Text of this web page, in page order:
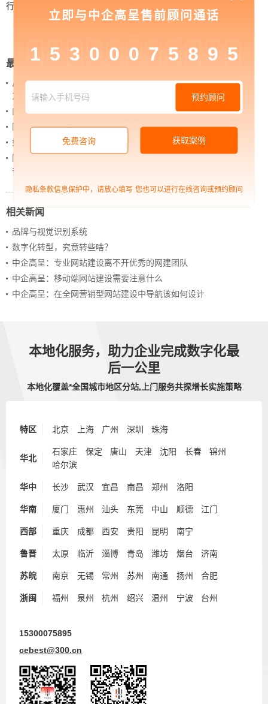
行业资讯
公司
最新新闻
从 “黑神话：悟空” 的成功，看企业网站如何撬动品牌
力量
内容管理：媒体资讯网站搭建的隐藏大BOSS
网站进化的终极形态，你了解吗？
如何借助设计服务打造超级品牌？
网站上线后，如何做好运营工作，让网站持续具备竞
争力？
相关新闻
品牌与视觉识别系统
数字化转型，究竟转些啥？
中企高呈：专业网站建设离不开优秀的网建团队
中企高呈：移动端网站建设需要注意什么
中企高呈：在全网营销型网站建设中导航该如何设计
本地化服务，助力企业完成数字化最
后一公里
本地化覆盖*全国城市地区分站,上门服务共探增长实施策略
特区 北京 上海 广州 深圳 珠海
华北
石家庄 保定 唐山 天津 沈阳 长春
锦州
哈尔滨
华中 长沙 武汉 宜昌 南昌 郑州 洛阳
华南 厦门 惠州 汕头 东莞 中山 顺德 江门
西部 重庆 成都 西安 贵阳 昆明 南宁
鲁晋 太原 临沂 淄博 青岛 潍坊 烟台 济南
苏皖 南京 无锡 常州 苏州 南通 扬州 合肥
浙闽 福州 泉州 杭州 绍兴 温州 宁波 台州
15300075895
cebest@300.cn
立即与中企高呈售前顾问通话
1 5 3 0 0 0 7 5 8 9 5
预约顾问
免费咨询 获取案例
隐私条款信息保护中，请放心填写 您也可以进行在线咨询或预约顾问